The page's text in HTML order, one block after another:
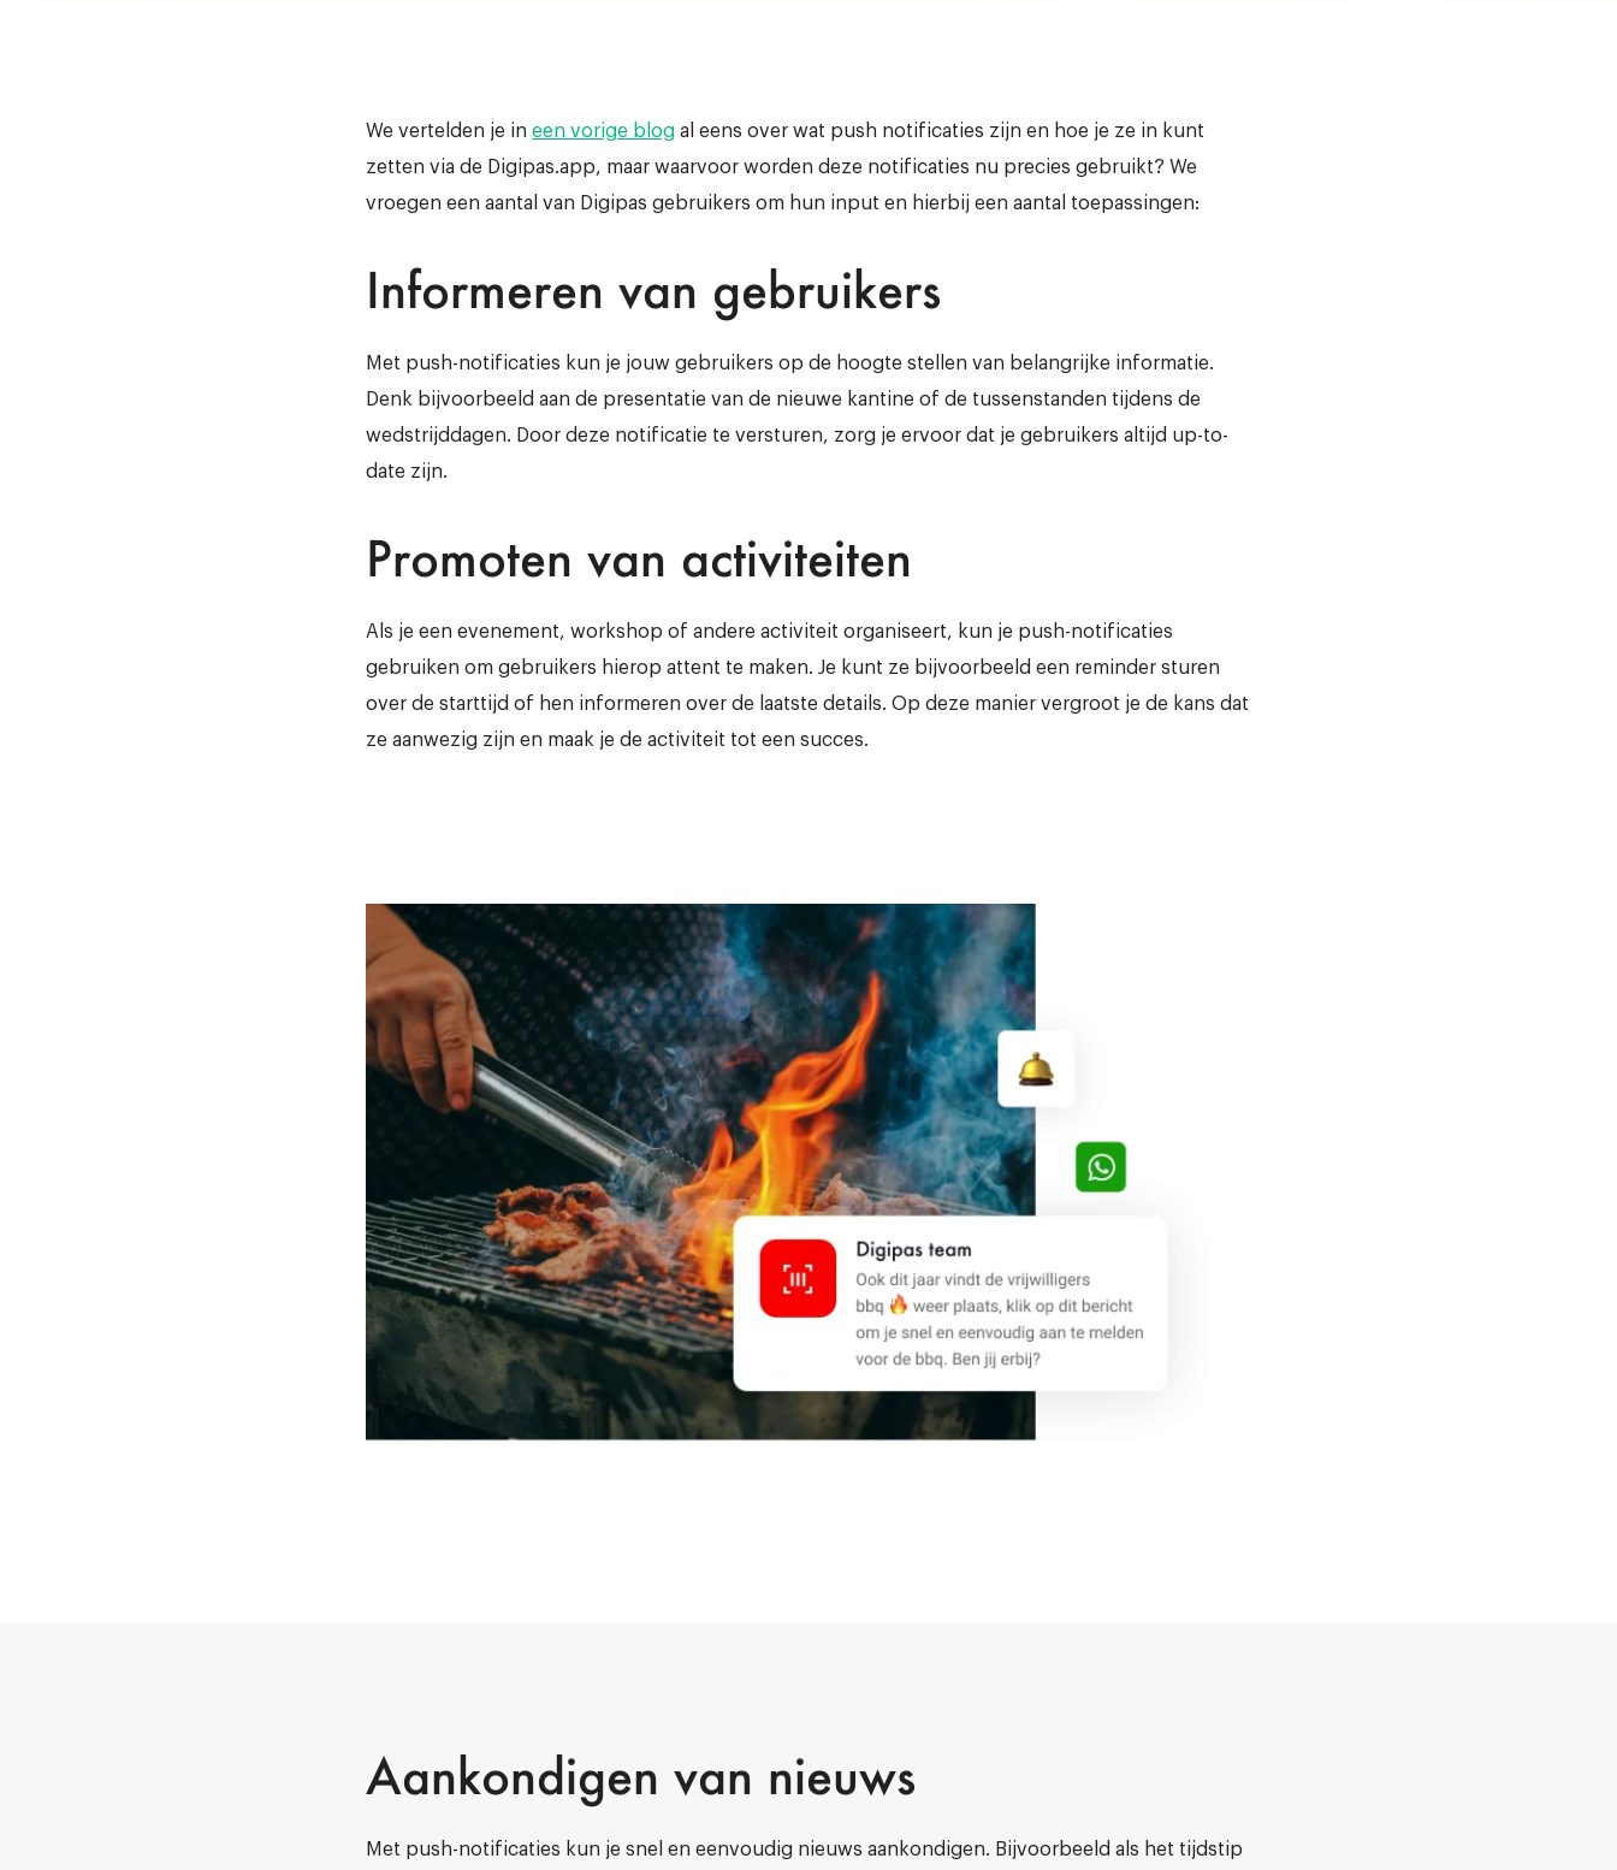
We vertelden je in een vorige blog al eens over wat push notificaties zijn en hoe je ze in kunt
zetten via de Digipas.app, maar waarvoor worden deze notificaties nu precies gebruikt? We
vroegen een aantal van Digipas gebruikers om hun input en hierbij een aantal toepassingen:
Informeren van gebruikers
Met push-notificaties kun je jouw gebruikers op de hoogte stellen van belangrijke informatie.
Denk bijvoorbeeld aan de presentatie van de nieuwe kantine of de tussenstanden tijdens de
wedstrijddagen. Door deze notificatie te versturen, zorg je ervoor dat je gebruikers altijd up-to-
date zijn.
Promoten van activiteiten
Als je een evenement, workshop of andere activiteit organiseert, kun je push-notificaties
gebruiken om gebruikers hierop attent te maken. Je kunt ze bijvoorbeeld een reminder sturen
over de starttijd of hen informeren over de laatste details. Op deze manier vergroot je de kans dat
ze aanwezig zijn en maak je de activiteit tot een succes.
Aankondigen van nieuws
Met push-notificaties kun je snel en eenvoudig nieuws aankondigen. Bijvoorbeeld als het tijdstip